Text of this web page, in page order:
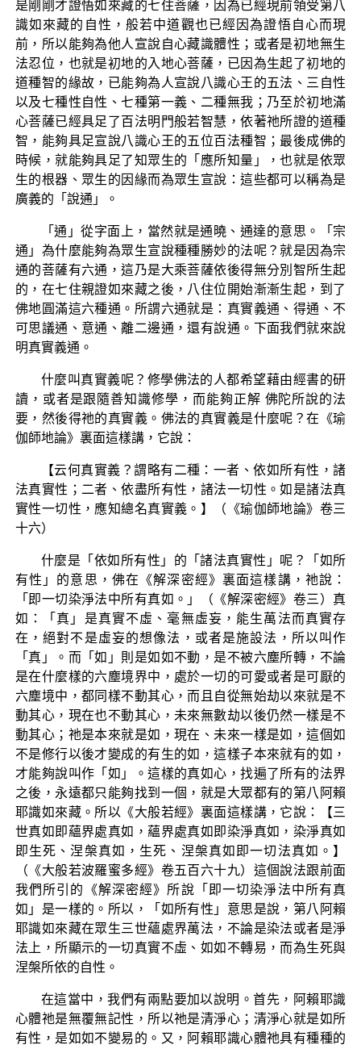
是剛剛才證悟如來藏的七住菩薩，因為已經現前領受第八
識如來藏的自性，般若中道觀也已經因為證悟自心而現
前，所以能夠為他人宣說自心藏識體性；或者是初地無生
法忍位，也就是初地的入地心菩薩，已因為生起了初地的
道種智的緣故，已能夠為人宣說八識心王的五法、三自性
以及七種性自性、七種第一義、二種無我；乃至於初地滿
心菩薩已經具足了百法明門般若智慧，依著祂所證的道種
智，能夠具足宣說八識心王的五位百法種智；最後成佛的
時候，就能夠具足了知眾生的「應所知量」，也就是依眾
生的根器、眾生的因緣而為眾生宣說：這些都可以稱為是
廣義的「說通」。
「通」從字面上，當然就是通曉、通達的意思。「宗
通」為什麼能夠為眾生宣說種種勝妙的法呢？就是因為宗
通的菩薩有六通，這乃是大乘菩薩依後得無分別智所生起
的，在七住親證如來藏之後，八住位開始漸漸生起，到了
佛地圓滿這六種通。所謂六通就是：真實義通、得通、不
可思議通、意通、離二邊通，還有說通。下面我們就來說
明真實義通。
什麼叫真實義呢？修學佛法的人都希望藉由經書的研
讀，或者是跟隨善知識修學，而能夠正解 佛陀所說的法
要，然後得祂的真實義。佛法的真實義是什麼呢？在《瑜
伽師地論》裏面這樣講，它說：
【云何真實義？謂略有二種：一者、依如所有性，諸
法真實性；二者、依盡所有性，諸法一切性。如是諸法真
實性一切性，應知總名真實義。】（《瑜伽師地論》卷三
十六）
什麼是「依如所有性」的「諸法真實性」呢？「如所
有性」的意思，佛在《解深密經》裏面這樣講，祂說：
「即一切染淨法中所有真如。」（《解深密經》卷三）真
如：「真」是真實不虛、毫無虛妄，能生萬法而真實存
在，絕對不是虛妄的想像法，或者是施設法，所以叫作
「真」。而「如」則是如如不動，是不被六塵所轉，不論
是在什麼樣的六塵境界中，處於一切的可愛或者是可厭的
六塵境中，都同樣不動其心，而且自從無始劫以來就是不
動其心，現在也不動其心，未來無數劫以後仍然一樣是不
動其心；祂是本來就是如，現在、未來一樣是如，這個如
不是修行以後才變成的有生的如，這樣子本來就有的如，
才能夠說叫作「如」。這樣的真如心，找遍了所有的法界
之後，永遠都只能夠找到一個，就是大眾都有的第八阿賴
耶識如來藏。所以《大般若經》裏面這樣講，它說：【三
世真如即蘊界處真如，蘊界處真如即染淨真如，染淨真如
即生死、涅槃真如，生死、涅槃真如即一切法真如。】
（《大般若波羅蜜多經》卷五百六十九）這個說法跟前面
我們所引的《解深密經》所說「即一切染淨法中所有真
如」是一樣的。所以，「如所有性」意思是說，第八阿賴
耶識如來藏在眾生三世蘊處界萬法，不論是染法或者是淨
法上，所顯示的一切真實不虛、如如不轉易，而為生死與
涅槃所依的自性。
在這當中，我們有兩點要加以說明。首先，阿賴耶識
心體祂是無覆無記性，所以祂是清淨心；清淨心就是如所
有性，是如如不變易的。又，阿賴耶識心體祂具有種種的